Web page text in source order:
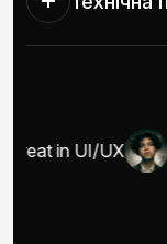
in UI/UX